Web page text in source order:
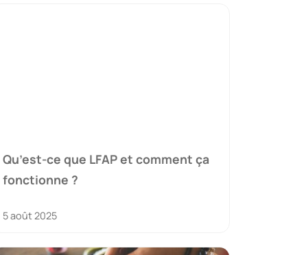
Qu’est-ce que LFAP et comment ça
fonctionne ?
5 août 2025